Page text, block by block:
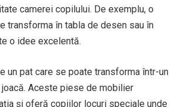
camerei copilului. De exemplu, o
transforma în tabla de desen sau în
o idee excelentă.
un pat care se poate transforma într-un
Aceste piese de mobilier
și oferă copiilor locuri speciale unde